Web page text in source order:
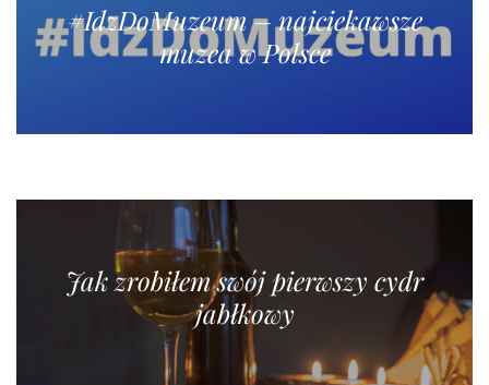
#IdzDoMuzeum – najciekawsze
muzea w Polsce
Jak zrobiłem swój pierwszy cydr
jabłkowy